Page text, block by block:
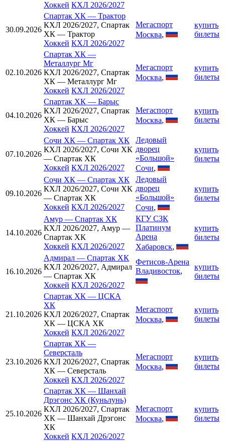
Хоккей КХЛ 2026/2027
30.09.2026
Спартак ХК — Трактор
КХЛ 2026/2027, Спартак
ХК — Трактор
Хоккей КХЛ 2026/2027
Мегаспорт
Москва,
купить
билеты
02.10.2026
Спартак ХК —
Металлург Мг
КХЛ 2026/2027, Спартак
ХК — Металлург Мг
Хоккей КХЛ 2026/2027
Мегаспорт
Москва,
купить
билеты
04.10.2026
Спартак ХК — Барыс
КХЛ 2026/2027, Спартак
ХК — Барыс
Хоккей КХЛ 2026/2027
Мегаспорт
Москва,
купить
билеты
07.10.2026
Сочи ХК — Спартак ХК
КХЛ 2026/2027, Сочи ХК
— Спартак ХК
Хоккей КХЛ 2026/2027
Ледовый
дворец
«Большой»
Сочи,
купить
билеты
09.10.2026
Сочи ХК — Спартак ХК
КХЛ 2026/2027, Сочи ХК
— Спартак ХК
Хоккей КХЛ 2026/2027
Ледовый
дворец
«Большой»
Сочи,
купить
билеты
14.10.2026
Амур — Спартак ХК
КХЛ 2026/2027, Амур —
Спартак ХК
Хоккей КХЛ 2026/2027
КГУ СЗК
Платинум
Арена
Хабаровск,
купить
билеты
16.10.2026
Адмирал — Спартак ХК
КХЛ 2026/2027, Адмирал
— Спартак ХК
Хоккей КХЛ 2026/2027
Фетисов-Арена
Владивосток,
купить
билеты
21.10.2026
Спартак ХК — ЦСКА
ХК
КХЛ 2026/2027, Спартак
ХК — ЦСКА ХК
Хоккей КХЛ 2026/2027
Мегаспорт
Москва,
купить
билеты
23.10.2026
Спартак ХК —
Северсталь
КХЛ 2026/2027, Спартак
ХК — Северсталь
Хоккей КХЛ 2026/2027
Мегаспорт
Москва,
купить
билеты
25.10.2026
Спартак ХК — Шанхай
Дрэгонс ХК (Куньлунь)
КХЛ 2026/2027, Спартак
ХК — Шанхай Дрэгонс
ХК
Хоккей КХЛ 2026/2027
Мегаспорт
Москва,
купить
билеты